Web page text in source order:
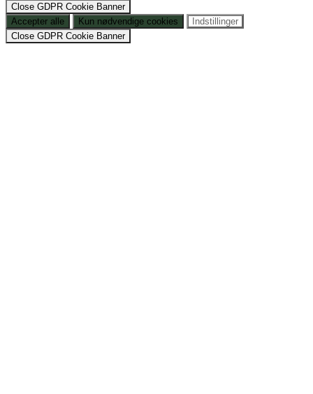
Close GDPR Cookie Banner
Accepter alle
Kun nødvendige cookies
Indstillinger
Close GDPR Cookie Banner